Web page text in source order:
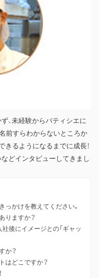
、未経験からパティシエに
前すらわからないところか
きるようになるまでに成長！
どインタビューしてきまし
っかけを教えてください。
りますか？
後にイメージとの「ギャッ
か？
はどこですか？